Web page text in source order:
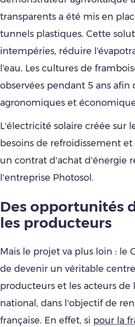
transparents a été mis en
tunnels plastiques. Cette
intempéries, réduire
l'eau. Les cultures de
observées pendant 5 ans afin
agronomiques et
L’électricité solaire créée sur
besoins de refroidissement
un contrat d’achat d’énergie
l’entreprise Photosol.
Des opportunités
les producteurs
Mais le projet va plus loin : le
de devenir un véritable
producteurs et les acteurs
national, dans l’objectif de
française. En effet, si pour la